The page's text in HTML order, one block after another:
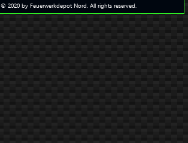
2020 by Feuerwerkdepot Nord. All rights reserved.